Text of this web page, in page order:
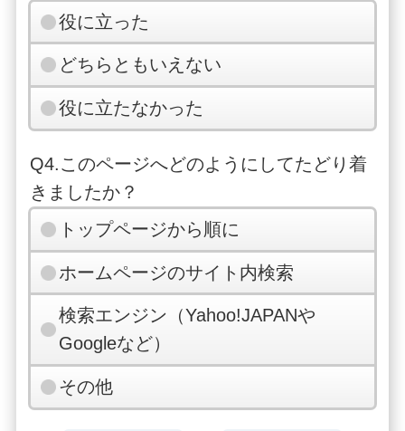
役に立った
どちらともいえない
役に立たなかった
Q4.このページへどのようにしてたどり着
きましたか？
トップページから順に
ホームページのサイト内検索
検索エンジン（Yahoo!JAPANや
Googleなど）
その他